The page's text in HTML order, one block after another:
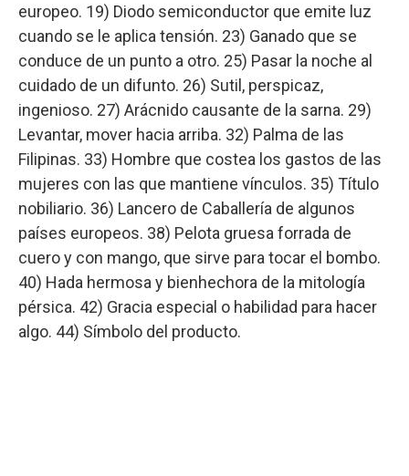
europeo. 19) Diodo semiconductor que emite luz
cuando se le aplica tensión. 23) Ganado que se
conduce de un punto a otro. 25) Pasar la noche al
cuidado de un difunto. 26) Sutil, perspicaz,
ingenioso. 27) Arácnido causante de la sarna. 29)
Levantar, mover hacia arriba. 32) Palma de las
Filipinas. 33) Hombre que costea los gastos de las
mujeres con las que mantiene vínculos. 35) Título
nobiliario. 36) Lancero de Caballería de algunos
países europeos. 38) Pelota gruesa forrada de
cuero y con mango, que sirve para tocar el bombo.
40) Hada hermosa y bienhechora de la mitología
pérsica. 42) Gracia especial o habilidad para hacer
algo. 44) Símbolo del producto.